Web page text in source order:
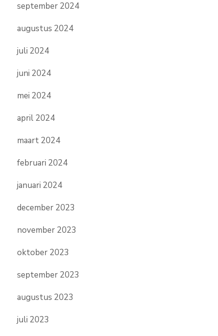
september 2024
augustus 2024
juli 2024
juni 2024
mei 2024
april 2024
maart 2024
februari 2024
januari 2024
december 2023
november 2023
oktober 2023
september 2023
augustus 2023
juli 2023